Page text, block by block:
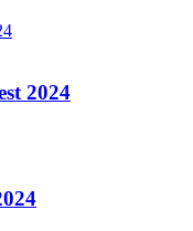
2024